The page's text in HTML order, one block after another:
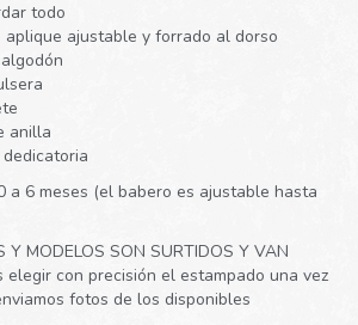
todo
aplique ajustable y forrado al dorso
anilla
a 6 meses (el babero es ajustable hasta
Y MODELOS SON SURTIDOS Y VAN
elegir con precisión el estampado una vez
fotos de los disponibles